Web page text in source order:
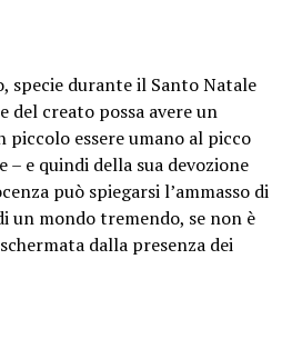
specie durante il Santo Natale
del creato possa avere un
piccolo essere umano al picco
– e quindi della sua devozione
può spiegarsi l’ammasso di
un mondo tremendo, se non è
dalla presenza dei